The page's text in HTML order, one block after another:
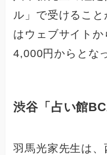
ル」で受けるこ
はウェブサイト
4,000円からとな
渋谷「占い館
羽馬光家先生は